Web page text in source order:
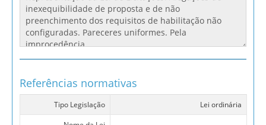
Referências normativas
Tipo Legislação
Lei ordinária